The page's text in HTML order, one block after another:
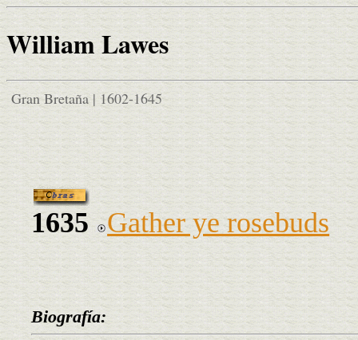
William Lawes
Gran Bretaña | 1602-1645
1635 Gather ye rosebuds
Biografía: